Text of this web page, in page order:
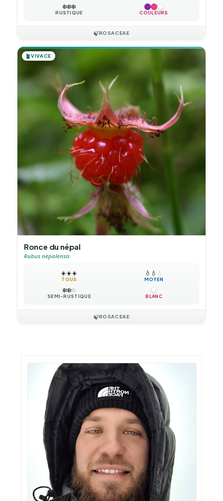
❄️❄️❄️
RUSTIQUE COULEURS
🍃ROSACEAE
🪴VIVACE
Ronce du népal
Rubus nepalensis
☀️☀️☀️
TOUS
💧 💧 💧
MOYEN
❄️❄️❄️
SEMI-RUSTIQUE BLANC
🍃ROSACEAE